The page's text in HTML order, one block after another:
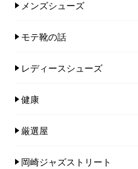
メンズシューズ
モテ靴の話
レディースシューズ
健康
厳選屋
岡崎ジャズストリート